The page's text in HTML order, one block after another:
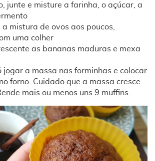
junte e misture a farinha, o açúcar, a
mistura de ovos aos poucos,
uma colher
as bananas maduras e mexa
jogar a massa nas forminhas e colocar
forno. Cuidado que a massa cresce
mais ou menos uns 9 muffins.